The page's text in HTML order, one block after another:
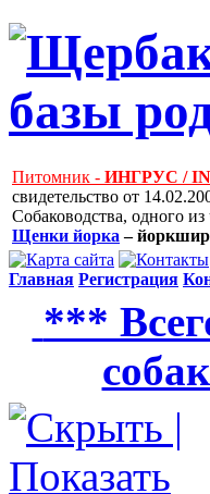
Питомник - ИНГРУС /
свидетельство от
Собаководства, одного
Щенки йорка –
Главная Регистрация
***